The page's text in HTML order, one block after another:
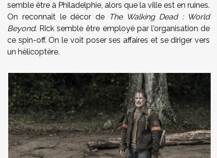
semble être à Philadelphie, alors que la ville est en ruines.
On reconnait le décor de
The Walking Dead : World
Beyond. Rick semble être employé par l'organisation de
ce spin-off. On le voit poser ses affaires et se diriger vers
un hélicoptère.